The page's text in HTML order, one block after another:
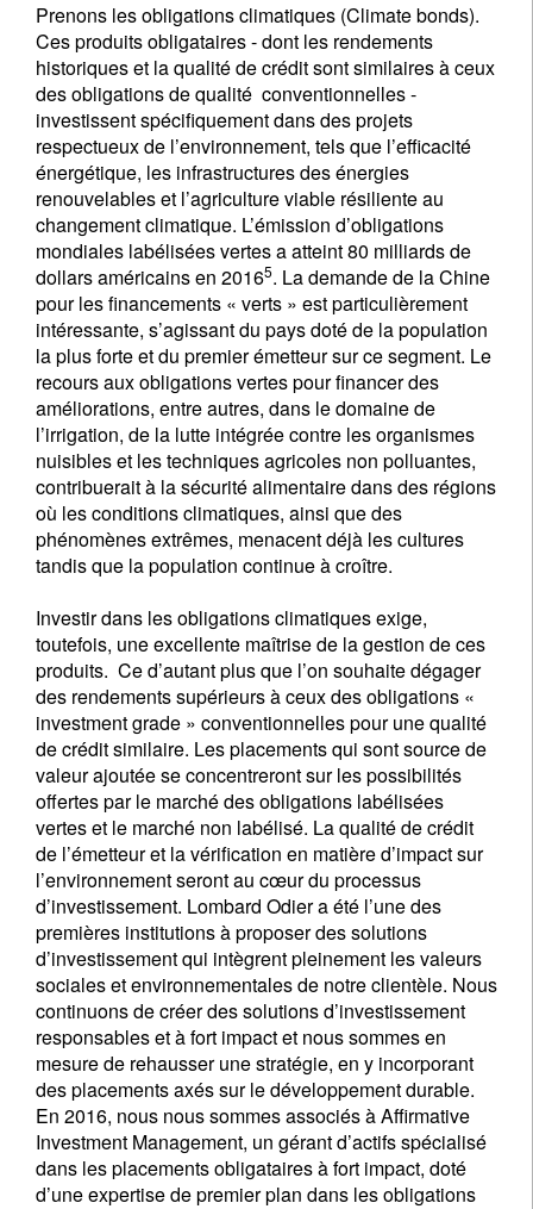
Prenons les obligations climatiques (Climate bonds).
Ces produits obligataires - dont les rendements
historiques et la qualité de crédit sont similaires à ceux
des obligations de qualité conventionnelles -
investissent spécifiquement dans des projets
respectueux de l’environnement, tels que l’efficacité
énergétique, les infrastructures des énergies
renouvelables et l’agriculture viable résiliente au
changement climatique. L’émission d’obligations
mondiales labélisées vertes a atteint 80 milliards de
dollars américains en 20165. La demande de la Chine
pour les financements « verts » est particulièrement
intéressante, s’agissant du pays doté de la population
la plus forte et du premier émetteur sur ce segment. Le
recours aux obligations vertes pour financer des
améliorations, entre autres, dans le domaine de
l’irrigation, de la lutte intégrée contre les organismes
nuisibles et les techniques agricoles non polluantes,
contribuerait à la sécurité alimentaire dans des régions
où les conditions climatiques, ainsi que des
phénomènes extrêmes, menacent déjà les cultures
tandis que la population continue à croître.
Investir dans les obligations climatiques exige,
toutefois, une excellente maîtrise de la gestion de ces
produits. Ce d’autant plus que l’on souhaite dégager
des rendements supérieurs à ceux des obligations «
investment grade » conventionnelles pour une qualité
de crédit similaire. Les placements qui sont source de
valeur ajoutée se concentreront sur les possibilités
offertes par le marché des obligations labélisées
vertes et le marché non labélisé. La qualité de crédit
de l’émetteur et la vérification en matière d’impact sur
l’environnement seront au cœur du processus
d’investissement. Lombard Odier a été l’une des
premières institutions à proposer des solutions
d’investissement qui intègrent pleinement les valeurs
sociales et environnementales de notre clientèle. Nous
continuons de créer des solutions d’investissement
responsables et à fort impact et nous sommes en
mesure de rehausser une stratégie, en y incorporant
des placements axés sur le développement durable.
En 2016, nous nous sommes associés à Affirmative
Investment Management, un gérant d’actifs spécialisé
dans les placements obligataires à fort impact, doté
d’une expertise de premier plan dans les obligations